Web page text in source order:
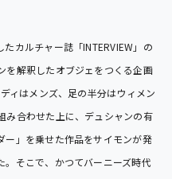
カルチャー誌「INTERVIEW」の
を解釈したオブジェをつくる企画
ィはメンズ、足の半分はウィメン
み合わせた上に、デュシャンの有
ー」を乗せた作品をサイモンが発
そこで、かつてバーニーズ時代